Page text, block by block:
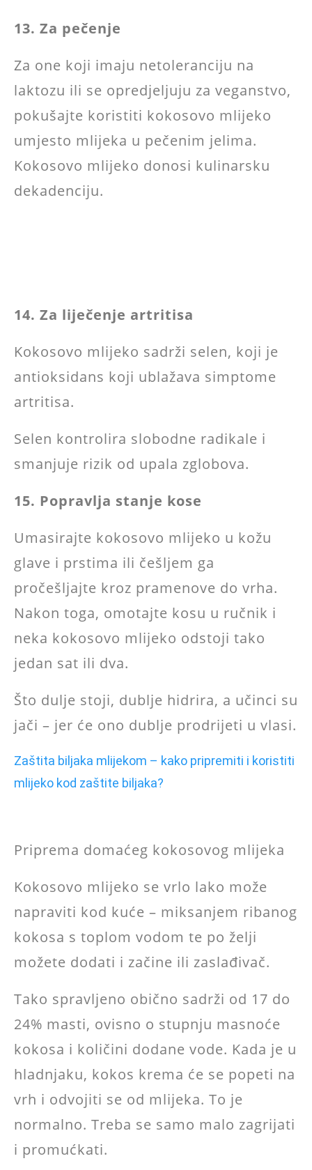
13. Za pečenje
Za one koji imaju netoleranciju na
laktozu ili se opredjeljuju za veganstvo,
pokušajte koristiti kokosovo mlijeko
umjesto mlijeka u pečenim jelima.
Kokosovo mlijeko donosi kulinarsku
dekadenciju.
14. Za liječenje artritisa
Kokosovo mlijeko sadrži selen, koji je
antioksidans koji ublažava simptome
artritisa.
Selen kontrolira slobodne radikale i
smanjuje rizik od upala zglobova.
15. Popravlja stanje kose
Umasirajte kokosovo mlijeko u kožu
glave i prstima ili češljem ga
pročešljajte kroz pramenove do vrha.
Nakon toga, omotajte kosu u ručnik i
neka kokosovo mlijeko odstoji tako
jedan sat ili dva.
Što dulje stoji, dublje hidrira, a učinci su
jači – jer će ono dublje prodrijeti u vlasi.
Zaštita biljaka mlijekom – kako pripremiti i koristiti
mlijeko kod zaštite biljaka?
Priprema domaćeg kokosovog mlijeka
Kokosovo mlijeko se vrlo lako može
napraviti kod kuće – miksanjem ribanog
kokosa s toplom vodom te po želji
možete dodati i začine ili zaslađivač.
Tako spravljeno obično sadrži od 17 do
24% masti, ovisno o stupnju masnoće
kokosa i količini dodane vode. Kada je u
hladnjaku, kokos krema će se popeti na
vrh i odvojiti se od mlijeka. To je
normalno. Treba se samo malo zagrijati
i promućkati.